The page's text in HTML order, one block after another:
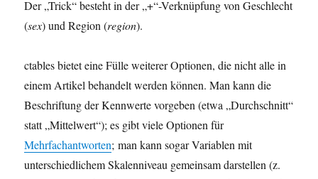
Der „Trick“ besteht in der „+“-Verknüpfung von Geschlecht
(sex) und Region (region).
ctables bietet eine Fülle weiterer Optionen, die nicht alle in
einem Artikel behandelt werden können. Man kann die
Beschriftung der Kennwerte vorgeben (etwa „Durchschnitt“
statt „Mittelwert“); es gibt viele Optionen für
Mehrfachantworten; man kann sogar Variablen mit
unterschiedlichem Skalenniveau gemeinsam darstellen (z.